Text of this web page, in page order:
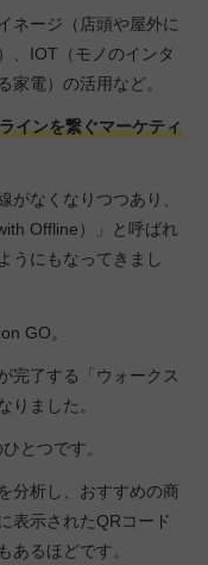
ネージ（店頭や屋外に
、IOT（モノのインタ
家電）の活用など。
インを繋ぐマーケティ
がなくなりつつあり、
Offline）」と呼ばれ
うにもなってきまし
GO。
完了する「ウォークス
りました。
とつです。
分析し、おすすめの商
表示されたQRコード
あるほどです。